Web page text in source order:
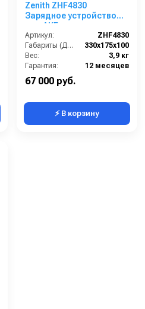
Zenith ZHF4830
Зарядное устройство
для АКБ
Артикул:
ZHF4830
Габариты (ДхШхВ):
330х175х100
Вес:
3,9 кг
Гарантия:
12 месяцев
67 000 руб.
⚡ В корзину